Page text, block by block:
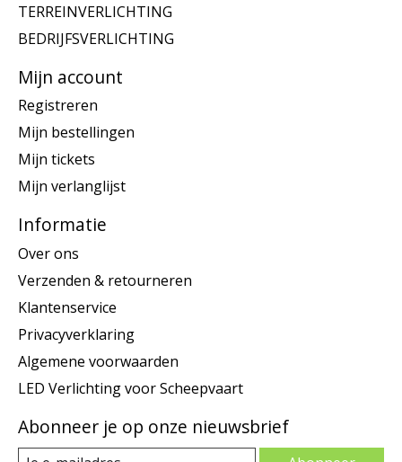
TERREINVERLICHTING
BEDRIJFSVERLICHTING
Mijn account
Registreren
Mijn bestellingen
Mijn tickets
Mijn verlanglijst
Informatie
Over ons
Verzenden & retourneren
Klantenservice
Privacyverklaring
Algemene voorwaarden
LED Verlichting voor Scheepvaart
Abonneer je op onze nieuwsbrief